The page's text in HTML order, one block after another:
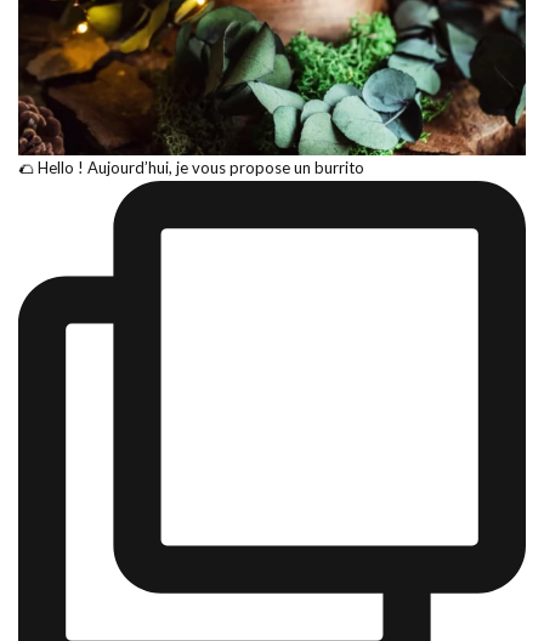
🌮 Hello ! Aujourd’hui, je vous propose un burrito